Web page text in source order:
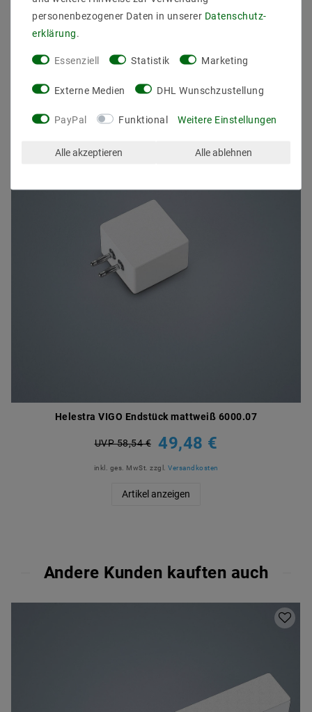
ZULETZT ANGESEHEN
Helestra VIGO Endstück mattweiß 6000.07
UVP 58,54 € 49,48 €
inkl. ges. MwSt. zzgl. Versandkosten
Artikel anzeigen
Andere Kunden kauften auch
personenbezogener Daten in unserer Daten­schutz­
erklärung.
Essenziell Statistik Marketing
Externe Medien DHL Wunschzustellung
PayPal Funktional Weitere Einstellungen
Alle akzeptieren Alle ablehnen